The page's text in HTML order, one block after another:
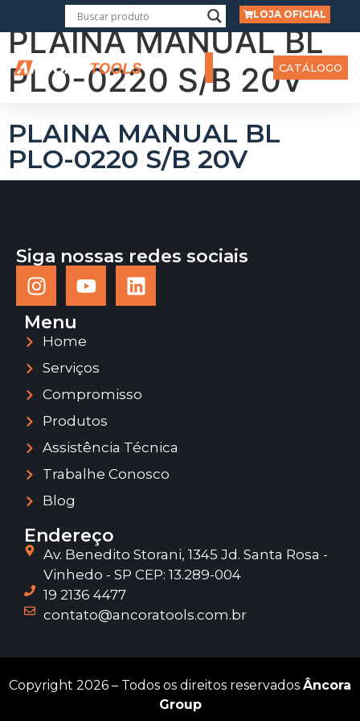
LOJA OFICIAL
CATÁLOGO
PLAINA MANUAL BL
PLO-0220 S/B 20V
PLAINA MANUAL BL
PLO-0220 S/B 20V
Siga nossas redes sociais
Menu
Home
Serviços
Compromisso
Produtos
Assistência Técnica
Trabalhe Conosco
Blog
Endereço
Av. Benedito Storani, 1345 Jd. Santa Rosa -
Vinhedo - SP CEP: 13.289-004
19 2136 4477
contato@ancoratools.com.br
Copyright 2026 – Todos os direitos reservados Âncora
Group